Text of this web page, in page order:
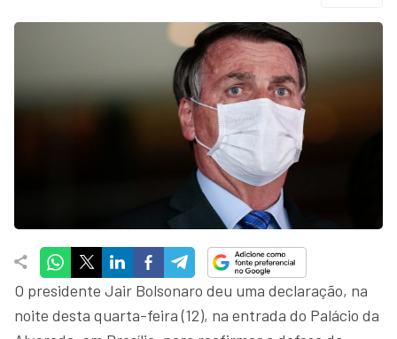
O presidente Jair Bolsonaro deu uma declaração, na
noite desta quarta-feira (12), na entrada do Palácio da